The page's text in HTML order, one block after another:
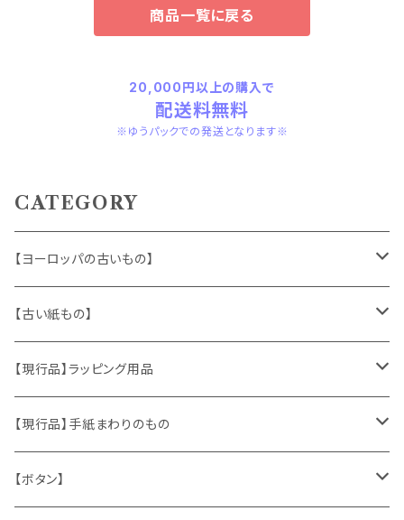
商品一覧に戻る
20,000円以上の購入で
配送料無料
※ゆうパックでの発送となります※
CATEGORY
【ヨーロッパの古いもの】
ヴィンテージアクセサリー
おもちゃ、ぬいぐるみ
くま、テディベア
うさぎ
ヴィンテージファブリック
ハンドメイド製品
【古い紙もの】
切手、FDC
ポストカード、カレンダー
マッチラベル、食品ラベル
【現行品】ラッピング用品
伝票、タグ、シール
袋、ラッピングペーパー
【現行品】手紙まわりのもの
封筒、ポストカード
【ボタン】